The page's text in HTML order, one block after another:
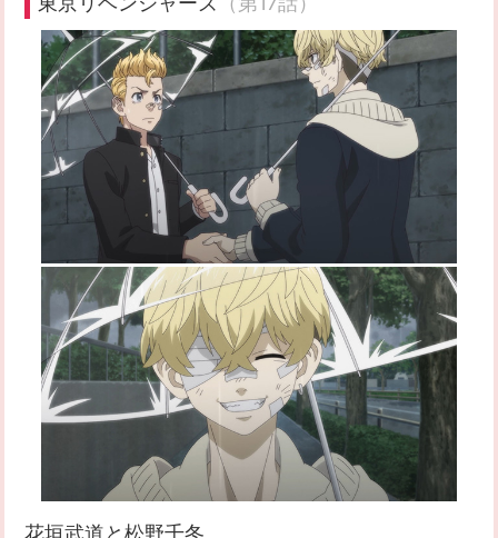
花垣武道と松野千冬